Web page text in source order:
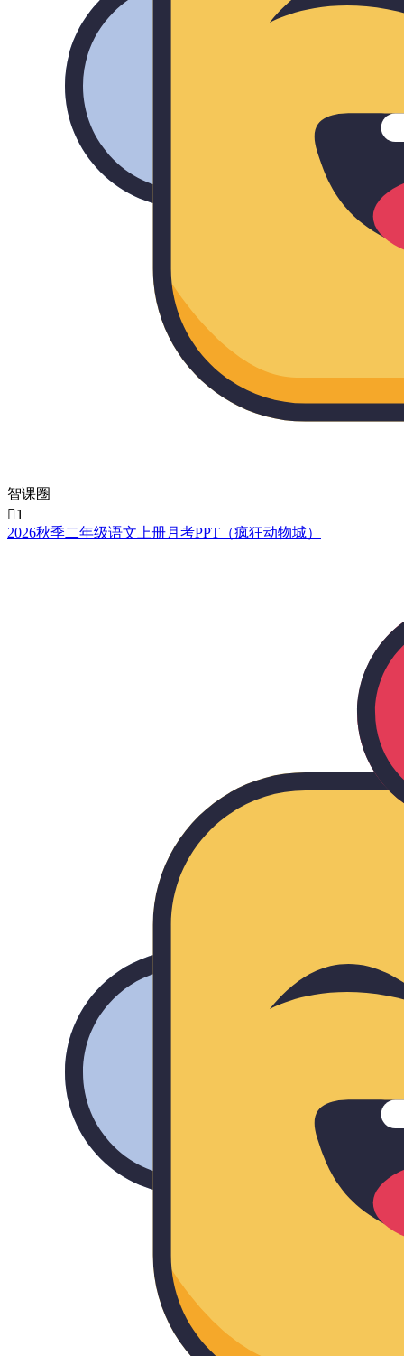
智课圈
1
2026秋季二年级语文上册月考PPT（疯狂动物城）